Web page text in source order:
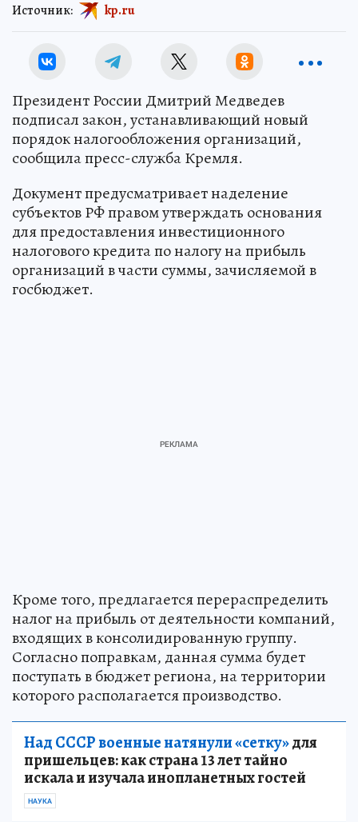
Источник: kp.ru
Президент России Дмитрий Медведев
подписал закон, устанавливающий новый
порядок налогообложения организаций,
сообщила пресс-служба Кремля.
Документ предусматривает наделение
субъектов РФ правом утверждать основания
для предоставления инвестиционного
налогового кредита по налогу на прибыль
организаций в части суммы, зачисляемой в
госбюджет.
Кроме того, предлагается перераспределить
налог на прибыль от деятельности компаний,
входящих в консолидированную группу.
Согласно поправкам, данная сумма будет
поступать в бюджет региона, на территории
которого располагается производство.
Над СССР военные натянули «сетку»для
пришельцев: как страна 13 лет тайно
искала и изучала инопланетных гостей
НАУКА